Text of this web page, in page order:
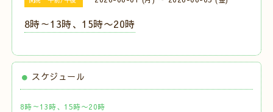
8時～13時、15時〜20時
スケジュール
8時～13時、15時〜20時